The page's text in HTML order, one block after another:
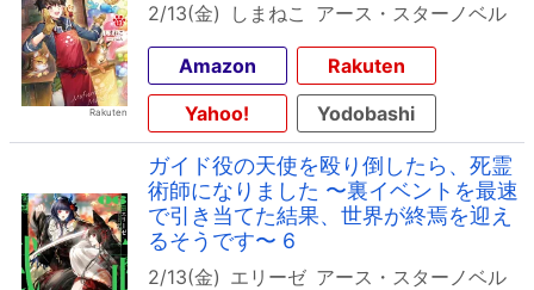
2/13(金) しまねこ アース・スターノベル
Amazon
Rakuten
Yahoo!
Yodobashi
ガイド役の天使を殴り倒したら、死霊
術師になりました 〜裏イベントを最速
で引き当てた結果、世界が終焉を迎え
るそうです〜 6
2/13(金) エリーゼ アース・スターノベル